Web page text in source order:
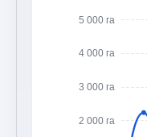
2 000 га
3 000 га
4 000 га
5 000 га